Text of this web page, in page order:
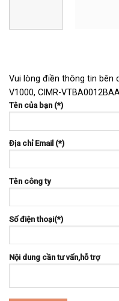
Vui lòng điền thông tin bên
V1000, CIMR-
Tên của bạn (*)
Địa chỉ Email (*)
Tên công ty
Số điện thoại(*)
Nội dung cần tư vấn,hỗ trợ